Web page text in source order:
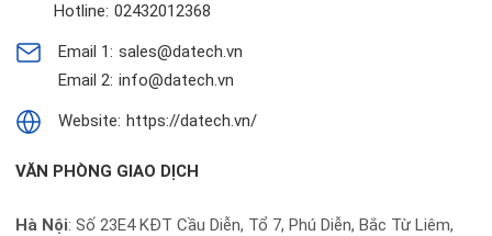
Hotline: 02432012368
Email 1: sales@datech.vn
Email 2: info@datech.vn
Website: https://datech.vn/
VĂN PHÒNG GIAO DỊCH
Hà Nội: Số 23E4 KĐT Cầu Diễn, Tổ 7, Phú Diễn, Bắc Từ Liêm,